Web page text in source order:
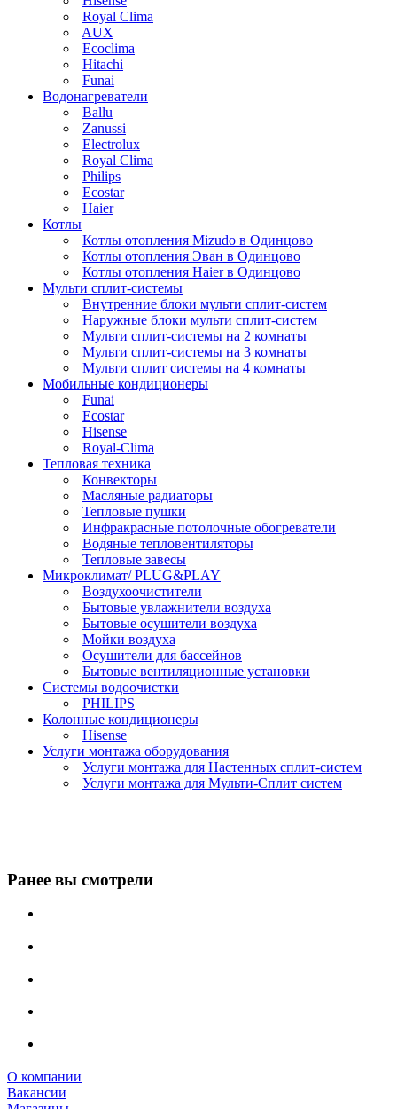
Royal Clima
AUX
Ecoclima
Hitachi
Funai
Водонагреватели
Ballu
Zanussi
Electrolux
Royal Clima
Philips
Ecostar
Haier
Котлы
Котлы отопления Mizudo в Одинцово
Котлы отопления Эван в Одинцово
Котлы отопления Haier в Одинцово
Мульти сплит-системы
Внутренние блоки мульти сплит-систем
Наружные блоки мульти сплит-систем
Мульти сплит-системы на 2 комнаты
Мульти сплит-системы на 3 комнаты
Мульти сплит системы на 4 комнаты
Мобильные кондиционеры
Funai
Ecostar
Hisense
Royal-Clima
Тепловая техника
Конвекторы
Масляные радиаторы
Тепловые пушки
Инфракрасные потолочные обогреватели
Водяные тепловентиляторы
Тепловые завесы
Микроклимат/ PLUG&PLAY
Воздухоочистители
Бытовые увлажнители воздуха
Бытовые осушители воздуха
Мойки воздуха
Осушители для бассейнов
Бытовые вентиляционные установки
Системы водоочистки
PHILIPS
Колонные кондиционеры
Hisense
Услуги монтажа оборудования
Услуги монтажа для Настенных сплит-систем
Услуги монтажа для Мульти-Сплит систем
Ранее вы смотрели
О компании
Вакансии